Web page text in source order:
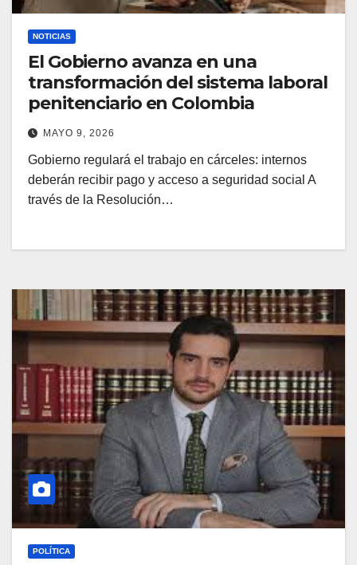
NOTICIAS
El Gobierno avanza en una
transformación del sistema laboral
penitenciario en Colombia
MAYO 9, 2026
Gobierno regulará el trabajo en cárceles: internos
deberán recibir pago y acceso a seguridad social A
través de la Resolución…
POLÍTICA